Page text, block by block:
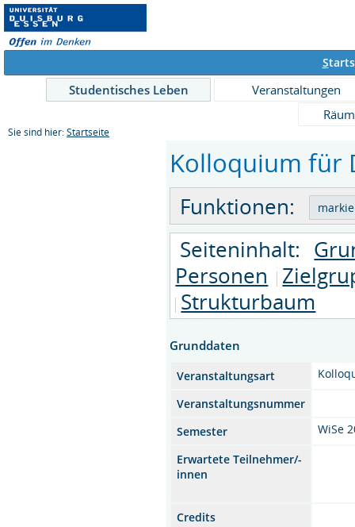
S
Studentisches Leben
Veranstaltungen
Sie sind hier: Startseite
Kolloquium für
Funktionen:
Seiteninhalt:
Personen
Strukturbaum
Grunddaten
Veranstaltungsart
Veranstaltungsnummer
Semester
WiSe
Erwartete Teilnehmer/-
innen
Credits